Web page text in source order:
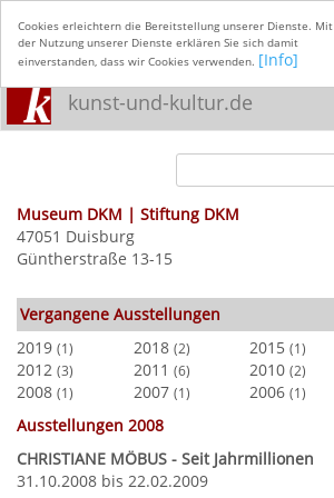
Cookies erleichtern die Bereitstellung unserer Dienste. Mit
der Nutzung unserer Dienste erklären Sie sich damit
einverstanden, dass wir Cookies verwenden. [Info]
kunst-und-kultur.de
Museum DKM | Stiftung DKM
47051 Duisburg
Güntherstraße 13-15
Vergangene Ausstellungen
2019 (1) 2018 (2) 2015 (1)
2012 (3) 2011 (6) 2010 (2)
2008 (1) 2007 (1) 2006 (1)
Ausstellungen 2008
CHRISTIANE MÖBUS - Seit Jahrmillionen
31.10.2008 bis 22.02.2009